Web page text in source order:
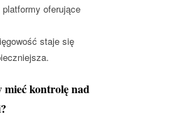
oferujące
staje się
mieć kontrolę nad